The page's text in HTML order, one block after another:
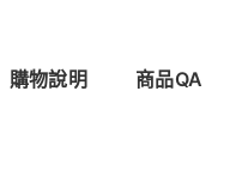
購物說明 商品QA